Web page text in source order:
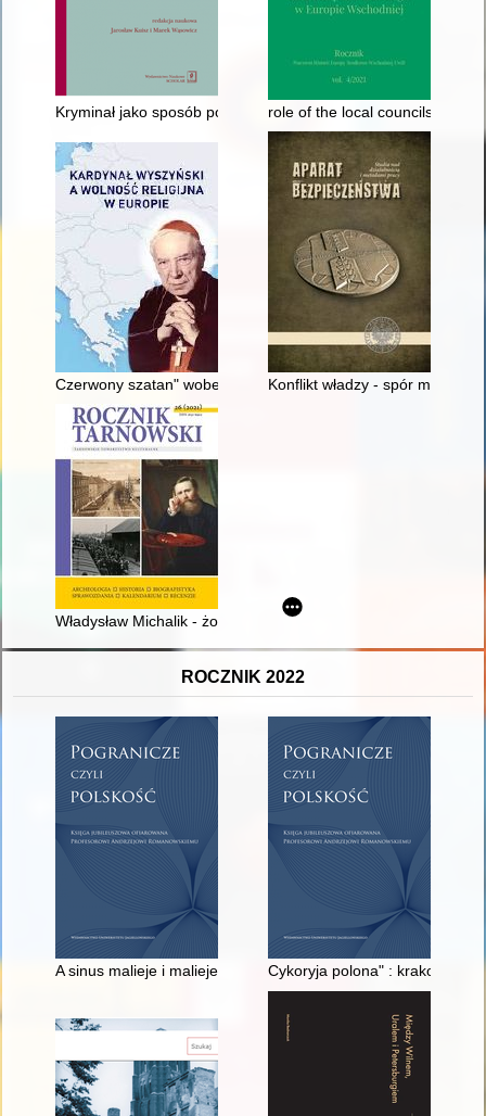
Kryminał jako sposób pokazywania rzeczywistości
role of the local councils in the
Czerwony szatan" wobec polskiego Kościoła : prymas Polski
Konflikt władzy - spór między
Władysław Michalik - żołnierz i inżynier
ROCZNIK 2022
A sinus malieje i malieje..." : Pani Jadwiga z Czartoryskich
Cykoryja polona" : krakowski